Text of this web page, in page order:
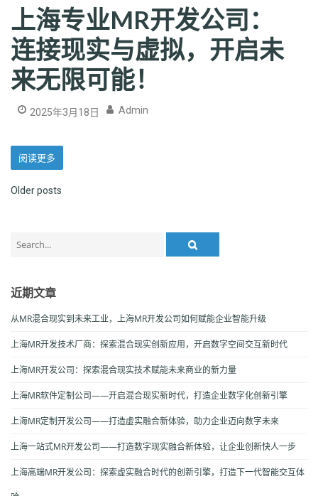
上海专业MR开发公司：
连接现实与虚拟，开启未
来无限可能！
2025年3月18日 Admin
阅读更多
Posts
Older posts
for:
近期文章
从MR混合现实到未来工业，上海MR开发公司如何赋能企业智能升级
上海MR开发技术厂商：探索混合现实创新应用，开启数字空间交互新时代
上海MR开发公司：探索混合现实技术赋能未来商业的新力量
上海MR软件定制公司——开启混合现实新时代，打造企业数字化创新引擎
上海MR定制开发公司——打造虚实融合新体验，助力企业迈向数字未来
上海一站式MR开发公司——打造数字现实融合新体验，让企业创新快人一步
上海高端MR开发公司：探索虚实融合时代的创新引擎，打造下一代智能交互体